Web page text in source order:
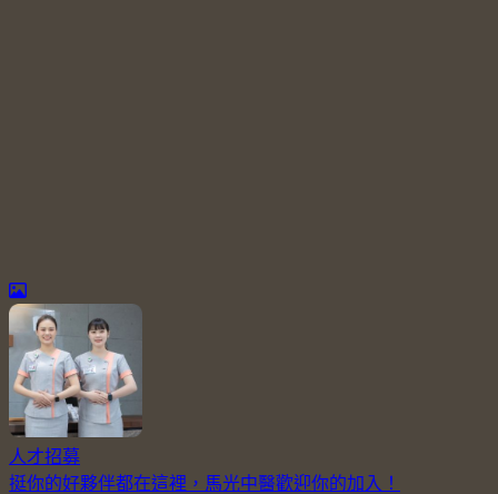
人才招募
挺你的好夥伴都在這裡，馬光中醫歡迎你的加入！